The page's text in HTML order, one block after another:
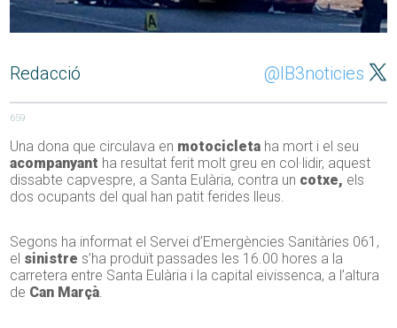
Redacció @IB3noticies
659
Una dona que circulava en motocicleta ha mort i el seu
acompanyant ha resultat ferit molt greu en col·lidir, aquest
dissabte capvespre, a Santa Eulària, contra un cotxe, els
dos ocupants del qual han patit ferides lleus.
Segons ha informat el Servei d’Emergències Sanitàries 061,
el sinistre s’ha produït passades les 16.00 hores a la
carretera entre Santa Eulària i la capital eivissenca, a l’altura
de Can Marçà.